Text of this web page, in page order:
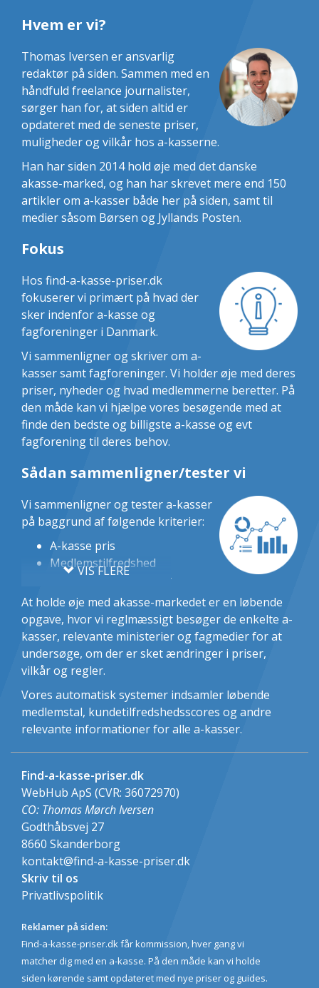
Hvem er vi?
Thomas Iversen er ansvarlig
redaktør på siden. Sammen med en
håndfuld freelance journalister,
sørger han for, at siden altid er
opdateret med de seneste priser,
muligheder og vilkår hos a-kasserne.
Han har siden 2014 hold øje med det danske
akasse-marked, og han har skrevet mere end 150
artikler om a-kasser både her på siden, samt til
medier såsom Børsen og Jyllands Posten.
Fokus
Hos find-a-kasse-priser.dk
fokuserer vi primært på hvad der
sker indenfor a-kasse og
fagforeninger i Danmark.
Vi sammenligner og skriver om a-
kasser samt fagforeninger. Vi holder øje med deres
priser, nyheder og hvad medlemmerne beretter. På
den måde kan vi hjælpe vores besøgende med at
finde den bedste og billigste a-kasse og evt
fagforening til deres behov.
Sådan sammenligner/tester vi
Vi sammenligner og tester a-kasser
på baggrund af følgende kriterier:
A-kasse pris
Medlemstilfredshed
Optagelsesmuligheder
Mulighed for lønsikring
Mulighed for fagforening
Udvikling i medlemstal
VIS FLERE
At holde øje med akasse-markedet er en løbende
opgave, hvor vi reglmæssigt besøger de enkelte a-
kasser, relevante ministerier og fagmedier for at
undersøge, om der er sket ændringer i priser,
vilkår og regler.
Vores automatisk systemer indsamler løbende
medlemstal, kundetilfredshedsscores og andre
relevante informationer for alle a-kasser.
Find-a-kasse-priser.dk
WebHub ApS (CVR: 36072970)
CO: Thomas Mørch Iversen
Godthåbsvej 27
8660 Skanderborg
kontakt@find-a-kasse-priser.dk
Skriv til os
Privatlivspolitik
Reklamer på siden:
Find-a-kasse-priser.dk får kommission, hver gang vi
matcher dig med en a-kasse. På den måde kan vi holde
siden kørende samt opdateret med nye priser og guides.